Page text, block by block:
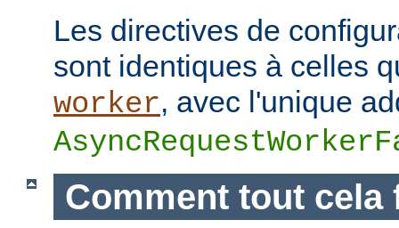
Les directives de
sont identiques à celles
worker, avec l'unique
Comment tout cela